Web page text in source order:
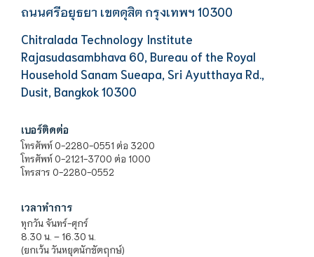
ถนนศรีอยุธยา เขตดุสิต กรุงเทพฯ 10300
Chitralada Technology Institute
Rajasudasambhava 60, Bureau of the Royal
Household Sanam Sueapa, Sri Ayutthaya Rd.,
Dusit, Bangkok 10300
เบอร์ติดต่อ
โทรศัพท์ 0-2280-0551 ต่อ 3200
โทรศัพท์ 0-2121-3700 ต่อ 1000
โทรสาร 0-2280-0552
เวลาทำการ
ทุกวัน จันทร์-ศุกร์
8.30 น. – 16.30 น.
(ยกเว้น วันหยุดนักขัตฤกษ์)